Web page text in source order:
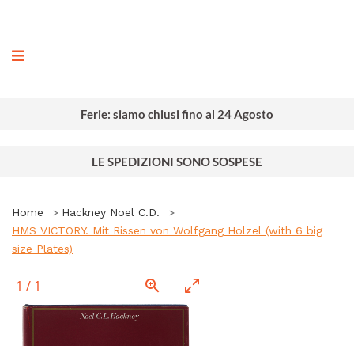
Ferie: siamo chiusi fino al 24 Agosto
LE SPEDIZIONI SONO SOSPESE
Home
Hackney Noel C.D.
HMS VICTORY. Mit Rissen von Wolfgang Holzel (with 6 big
size Plates)
1 / 1